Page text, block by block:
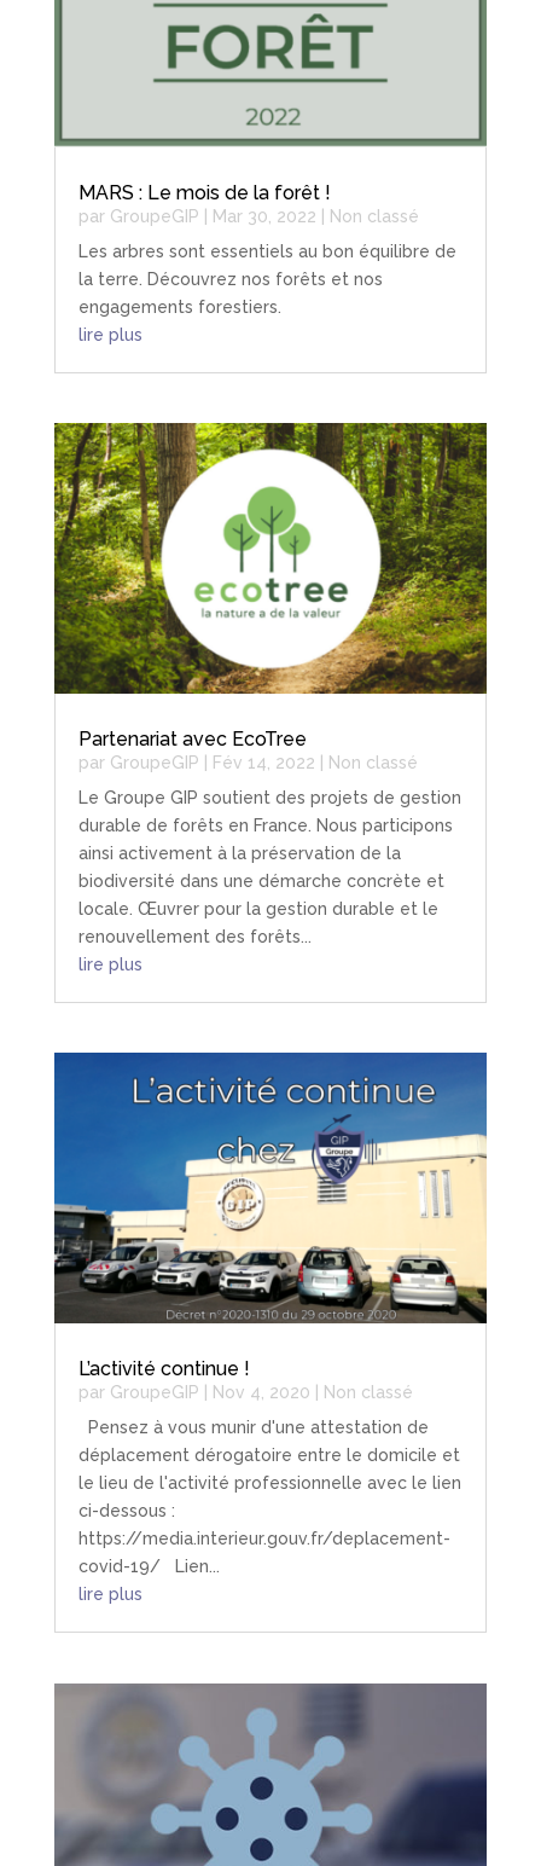
MARS : Le mois de la forêt !
par GroupeGIP Mar 30, 2022
Non classé
Les arbres sont essentiels au bon équilibre de
la terre. Découvrez nos forêts et nos
engagements forestiers.
lire plus
Partenariat avec EcoTree
par GroupeGIP Fév 14, 2022
Non classé
Le Groupe GIP soutient des projets de gestion
durable de forêts en France. Nous participons
ainsi activement à la préservation de la
biodiversité dans une démarche concrète et
locale. Œuvrer pour la gestion durable et le
renouvellement des forêts...
lire plus
L’activité continue !
par GroupeGIP Nov 4, 2020
Non classé
Pensez à vous munir d'une attestation de
déplacement dérogatoire entre le domicile et
le lieu de l'activité professionnelle avec le lien
ci-dessous :
https://media.interieur.gouv.fr/deplacement-
covid-19/ Lien...
lire plus